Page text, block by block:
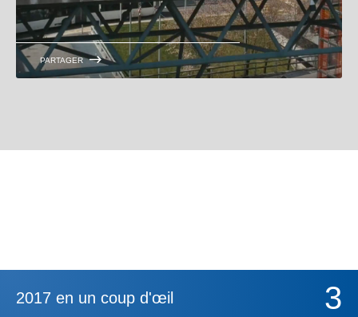
PARTAGER
2017 en un coup d'œil 3